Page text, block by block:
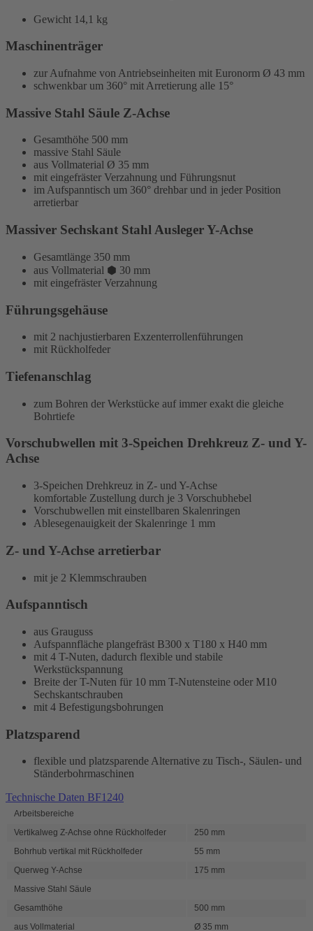
Gewicht 14,1 kg
Maschinenträger
zur Aufnahme von Antriebseinheiten mit Euronorm Ø 43 mm
schwenkbar um 360° mit Arretierung alle 15°
Massive Stahl Säule Z-Achse
Gesamthöhe 500 mm
massive Stahl Säule
aus Vollmaterial Ø 35 mm
mit eingefräster Verzahnung und Führungsnut
im Aufspanntisch um 360° drehbar und in jeder Position
arretierbar
Massiver Sechskant Stahl Ausleger Y-Achse
Gesamtlänge 350 mm
aus Vollmaterial ⬢ 30 mm
mit eingefräster Verzahnung
Führungsgehäuse
mit 2 nachjustierbaren Exzenterrollenführungen
mit Rückholfeder
Tiefenanschlag
zum Bohren der Werkstücke auf immer exakt die gleiche
Bohrtiefe
Vorschubwellen mit 3-Speichen Drehkreuz Z- und Y-
Achse
3-Speichen Drehkreuz in Z- und Y-Achse
komfortable Zustellung durch je 3 Vorschubhebel
Vorschubwellen mit einstellbaren Skalenringen
Ablesegenauigkeit der Skalenringe 1 mm
Z- und Y-Achse arretierbar
mit je 2 Klemmschrauben
Aufspanntisch
aus Grauguss
Aufspannfläche plangefräst B300 x T180 x H40 mm
mit 4 T-Nuten, dadurch flexible und stabile
Werkstückspannung
Breite der T-Nuten für 10 mm T-Nutensteine oder M10
Sechskantschrauben
mit 4 Befestigungsbohrungen
Platzsparend
flexible und platzsparende Alternative zu Tisch-, Säulen- und
Ständerbohrmaschinen
Technische Daten BF1240
Arbeitsbereiche
Vertikalweg Z-Achse ohne Rückholfeder
250 mm
Bohrhub vertikal mit Rückholfeder
55 mm
Querweg Y-Achse
175 mm
Massive Stahl Säule
Gesamthöhe
500 mm
aus Vollmaterial
Ø 35 mm